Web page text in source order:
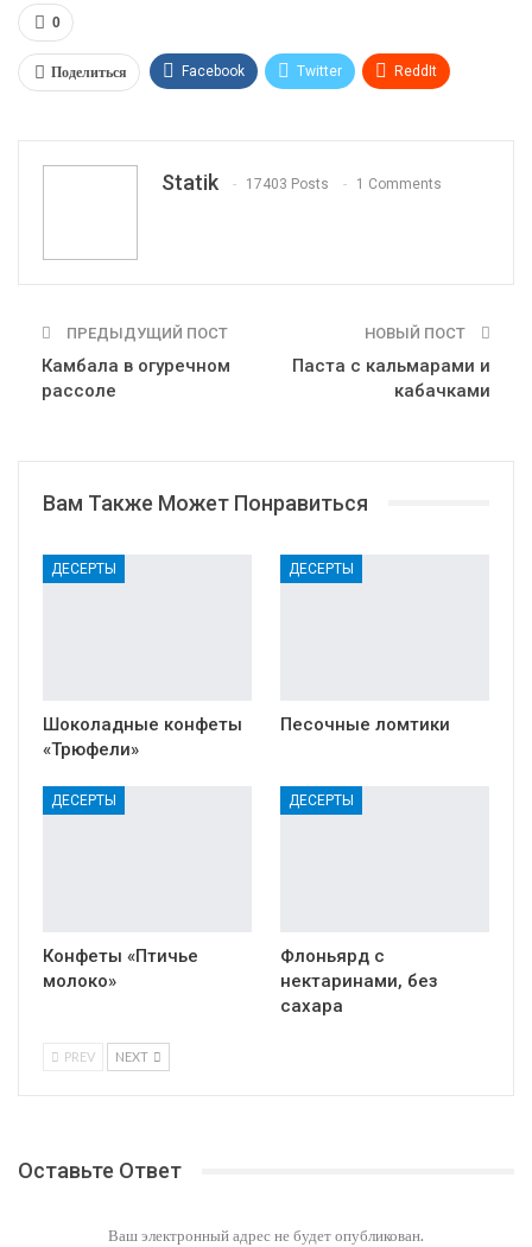
0
Поделиться Facebook Twitter ReddIt
Statik 17403 Posts 1 Comments
ПРЕДЫДУЩИЙ ПОСТ
Камбала в огуречном
рассоле
НОВЫЙ ПОСТ
Паста с кальмарами и
кабачками
Вам Также Может Понравиться
ДЕСЕРТЫ
Шоколадные конфеты
«Трюфели»
ДЕСЕРТЫ
Песочные ломтики
ДЕСЕРТЫ
Конфеты «Птичье
молоко»
ДЕСЕРТЫ
Флоньярд с
нектаринами, без
сахара
PREV NEXT
Оставьте Ответ
Ваш электронный адрес не будет опубликован.